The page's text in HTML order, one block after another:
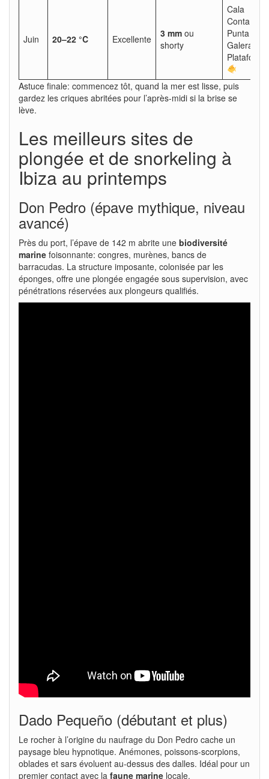
Juin 20–22 °C Excellente 3 mm ou
shorty
Cala
Conta,
Punta
Galera,
Plataforma
Astuce finale: commencez tôt, quand la mer est lisse, puis
gardez les criques abritées pour l’après-midi si la brise se
lève.
Les meilleurs sites de
plongée et de snorkeling à
Ibiza au printemps
Don Pedro (épave mythique, niveau
avancé)
Près du port, l’épave de 142 m abrite une biodiversité
marine foisonnante: congres, murènes, bancs de
barracudas. La structure imposante, colonisée par les
éponges, offre une plongée engagée sous supervision, avec
pénétrations réservées aux plongeurs qualifiés.
Dado Pequeño (débutant et plus)
Le rocher à l’origine du naufrage du Don Pedro cache un
paysage bleu hypnotique. Anémones, poissons-scorpions,
oblades et sars évoluent au-dessus des dalles. Idéal pour un
premier contact avec la faune marine locale.